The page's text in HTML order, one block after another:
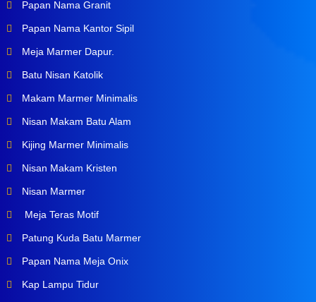
Papan Nama Granit
Papan Nama Kantor Sipil
Meja Marmer Dapur.
Batu Nisan Katolik
Makam Marmer Minimalis
Nisan Makam Batu Alam
Kijing Marmer Minimalis
Nisan Makam Kristen
Nisan Marmer
Meja Teras Motif
Patung Kuda Batu Marmer
Papan Nama Meja Onix
Kap Lampu Tidur